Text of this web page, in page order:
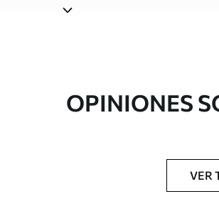
diseño Uwalls
pedido y entregado en rollos de hasta
OPINIONES
VER